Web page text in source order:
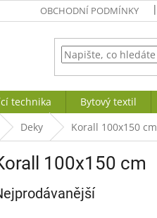
OBCHODNÍ PODMÍNKY
technika Bytový textil
Deky Korall 100x150 cm
100x150 cm